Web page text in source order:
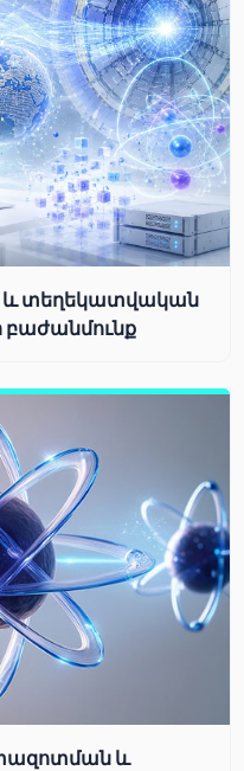
և տեղեկատվական
բաժանմունք
և